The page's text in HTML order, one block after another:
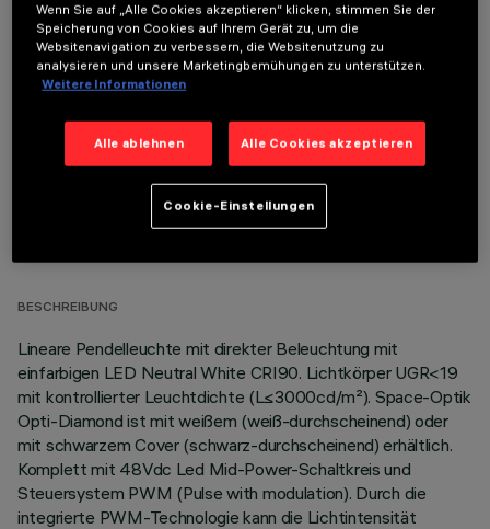
OPTIONALE KOMPONENTEN
TECHNISCHE DATEN
BESCHREIBUNG
Lineare Pendelleuchte mit direkter Beleuchtung mit
einfarbigen LED Neutral White CRI90. Lichtkörper UGR<19
mit kontrollierter Leuchtdichte (L≤3000cd/m²). Space-Optik
Opti-Diamond ist mit weißem (weiß-durchscheinend) oder
mit schwarzem Cover (schwarz-durchscheinend) erhältlich.
Komplett mit 48Vdc Led Mid-Power-Schaltkreis und
Steuersystem PWM (Pulse with modulation). Durch die
integrierte PWM-Technologie kann die Lichtintensität
Wenn Sie auf „Alle Cookies akzeptieren“ klicken, stimmen Sie der
Speicherung von Cookies auf Ihrem Gerät zu, um die
Websitenavigation zu verbessern, die Websitenutzung zu
analysieren und unsere Marketingbemühungen zu unterstützen.
Weitere Informationen
Alle ablehnen Alle Cookies akzeptieren
Cookie-Einstellungen